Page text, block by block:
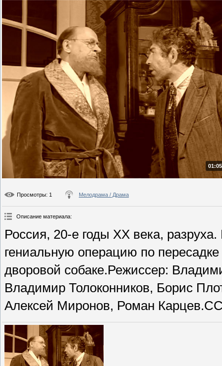
Просмотры: 1 Мелодрама / Драма
Описание материала:
Россия, 20-е годы ХХ века,
гениальную операцию по
дворовой собаке.Режиссер:
Владимир Толоконников, Борис
Алексей Миронов, Роман